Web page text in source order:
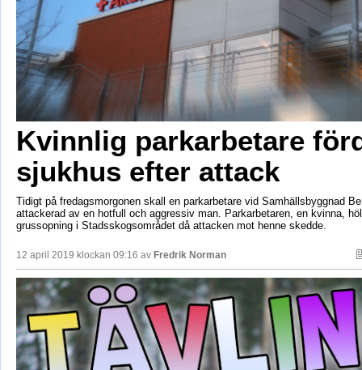
Kvinnlig parkarbetare
sjukhus efter attack
Tidigt på fredagsmorgonen skall en parkarbetare vid Samhällsbyggnad
attackerad av en hotfull och aggressiv man. Parkarbetaren, en kvinna,
grussopning i Stadsskogsområdet då attacken mot henne skedde.
12 april 2019 klockan 09:16 av Fredrik Norman